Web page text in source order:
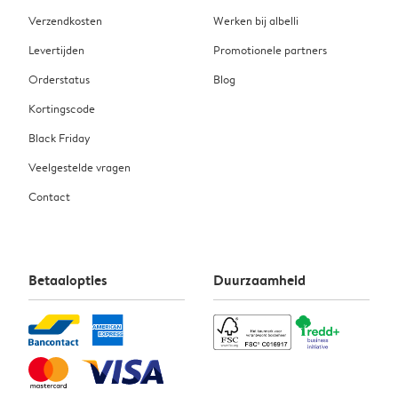
Verzendkosten
Levertijden
Orderstatus
Kortingscode
Black Friday
Veelgestelde vragen
Contact
Werken bij albelli
Promotionele partners
Blog
Betaalopties Duurzaamheid